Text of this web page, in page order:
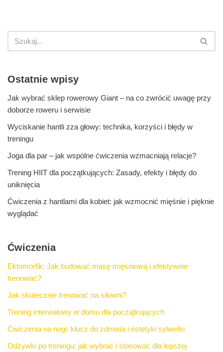
Ostatnie wpisy
Jak wybrać sklep rowerowy Giant – na co zwrócić uwagę przy
doborze roweru i serwisie
Wyciskanie hantli zza głowy: technika, korzyści i błędy w
treningu
Joga dla par – jak wspólne ćwiczenia wzmacniają relacje?
Trening HIIT dla początkujących: Zasady, efekty i błędy do
uniknięcia
Ćwiczenia z hantlami dla kobiet: jak wzmocnić mięśnie i pięknie
wyglądać
Ćwiczenia
Ektomorfik: Jak budować masę mięśniową i efektywnie
trenować?
Jak skutecznie trenować na siłowni?
Trening interwałowy w domu dla początkujących
Ćwiczenia na nogi: klucz do zdrowia i estetyki sylwetki
Odżywki po treningu: jak wybrać i stosować dla lepszej